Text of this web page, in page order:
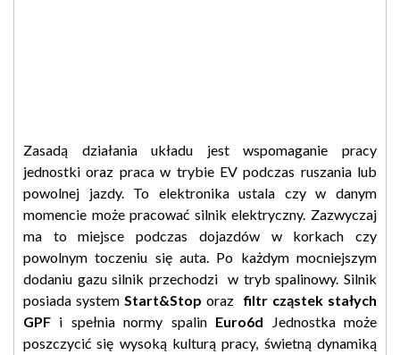
Zasadą działania układu jest wspomaganie pracy
jednostki oraz praca w trybie EV podczas ruszania lub
powolnej jazdy. To elektronika ustala czy w danym
momencie może pracować silnik elektryczny. Zazwyczaj
ma to miejsce podczas dojazdów w korkach czy
powolnym toczeniu się auta. Po każdym mocniejszym
dodaniu gazu silnik przechodzi w tryb spalinowy. Silnik
posiada systemStart&Stop orazfiltr cząstek stałych
GPF i spełnia normy spalin Euro6d Jednostka może
poszczycić się wysoką kulturą pracy, świetną dynamiką